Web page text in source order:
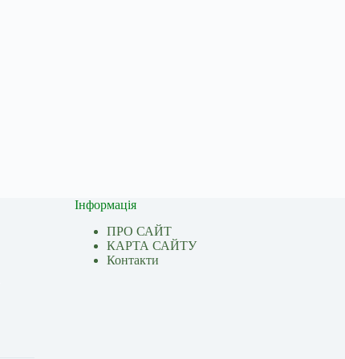
Інформація
ПРО САЙТ
КАРТА САЙТУ
Контакти